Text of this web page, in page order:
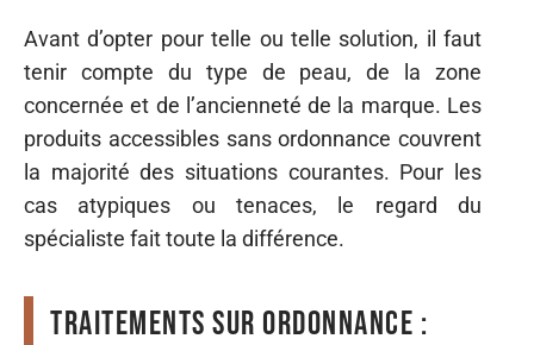
Avant d’opter pour telle ou telle solution, il faut
tenir compte du type de peau, de la zone
concernée et de l’ancienneté de la marque. Les
produits accessibles sans ordonnance couvrent
la majorité des situations courantes. Pour les
cas atypiques ou tenaces, le regard du
spécialiste fait toute la différence.
Traitements sur ordonnance :